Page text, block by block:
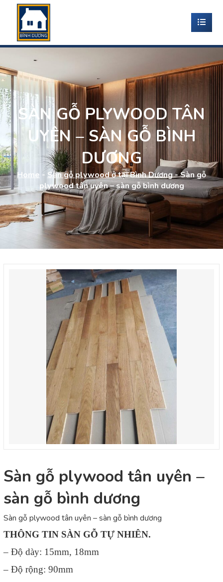
SÀN GỖ PLYWOOD TÂN
UYÊN – SÀN GỖ BÌNH
DƯƠNG
Home - Sàn gỗ plywood ở tại Bình Dương-Sàn gỗ
plywood tân uyên – sàn gỗ bình dương
Sàn gỗ plywood tân uyên –
sàn gỗ bình dương
Sàn gỗ plywood tân uyên – sàn gỗ bình dương
THÔNG TIN SÀN GỖ TỰ NHIÊN.
– Độ dày: 15mm, 18mm
– Độ rộng: 90mm